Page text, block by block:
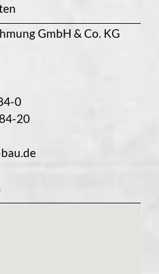
GmbH & Co. KG
0
20